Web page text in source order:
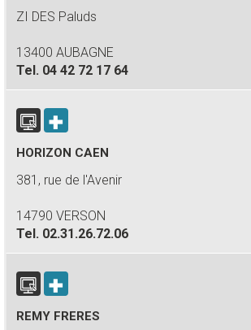
ZI DES Paluds
13400 AUBAGNE
Tel. 04 42 72 17 64
HORIZON CAEN
381, rue de l'Avenir
14790 VERSON
Tel. 02.31.26.72.06
REMY FRERES